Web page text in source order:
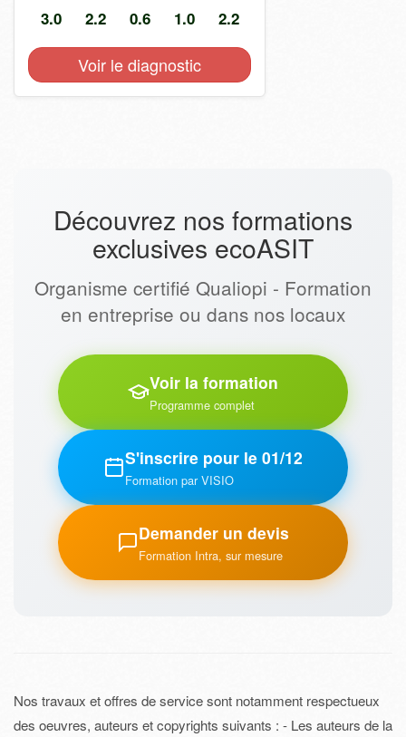
3.0 2.2 0.6 1.0 2.2
Voir le diagnostic
Découvrez nos formations
exclusives ecoASIT
Organisme certifié Qualiopi - Formation
en entreprise ou dans nos locaux
Voir la formation
Programme complet
S'inscrire pour le 01/12
Formation par VISIO
Demander un devis
Formation Intra, sur mesure
Nos travaux et offres de service sont notamment respectueux
des oeuvres, auteurs et copyrights suivants : - Les auteurs de la